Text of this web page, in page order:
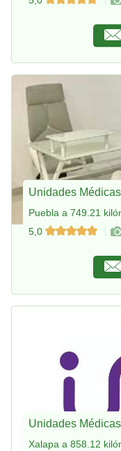
Unidades
Puebla a 749.21
5,0
Unidades
Xalapa a 858.12